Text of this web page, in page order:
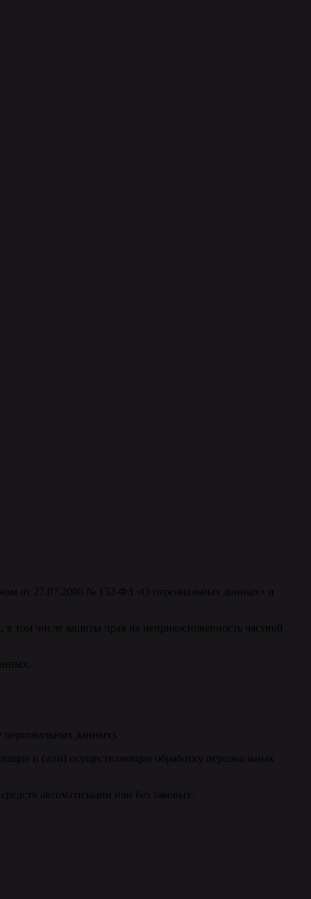
от 27.07.2006 № 152-ФЗ «О персональных данных» и
том числе защиты прав на неприкосновенность частной
данных).
и (или) осуществляющие обработку персональных
автоматизации или без таковых.